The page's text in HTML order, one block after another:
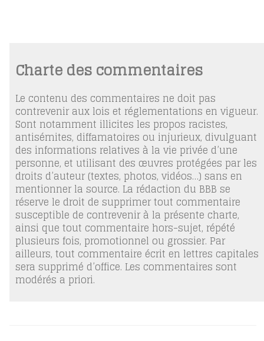
Charte des commentaires
Le contenu des commentaires ne doit pas
contrevenir aux lois et réglementations en vigueur.
Sont notamment illicites les propos racistes,
antisémites, diffamatoires ou injurieux, divulguant
des informations relatives à la vie privée d’une
personne, et utilisant des œuvres protégées par les
droits d’auteur (textes, photos, vidéos…) sans en
mentionner la source. La rédaction du BBB se
réserve le droit de supprimer tout commentaire
susceptible de contrevenir à la présente charte,
ainsi que tout commentaire hors-sujet, répété
plusieurs fois, promotionnel ou grossier. Par
ailleurs, tout commentaire écrit en lettres capitales
sera supprimé d’office. Les commentaires sont
modérés a priori.